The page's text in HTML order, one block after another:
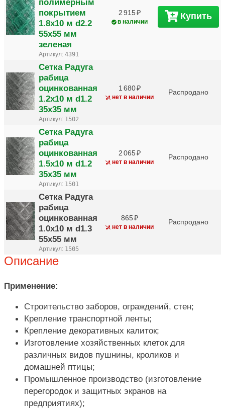
полимерным
покрытием
1.8х10 м d2.2
55х55 мм
зеленая
Артикул: 4391
2 915
в наличии
Купить
Сетка Радуга
рабица
оцинкованная
1.2х10 м d1.2
35х35 мм
Артикул: 1502
1 680
нет в наличии
Распродано
Сетка Радуга
рабица
оцинкованная
1.5х10 м d1.2
35х35 мм
Артикул: 1501
2 065
нет в наличии
Распродано
Сетка Радуга
рабица
оцинкованная
1.0х10 м d1.3
55х55 мм
Артикул: 1505
865
нет в наличии
Распродано
Описание
Применение:
Строительство заборов, ограждений, стен;
Крепление транспортной ленты;
Крепление декоративных калиток;
Изготовление хозяйственных клеток для
различных видов пушнины, кроликов и
домашней птицы;
Промышленное производство (изготовление
перегородок и защитных экранов на
предприятиях);